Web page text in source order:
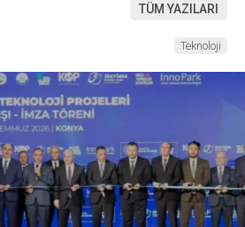
TÜM YAZILARI
Teknoloji